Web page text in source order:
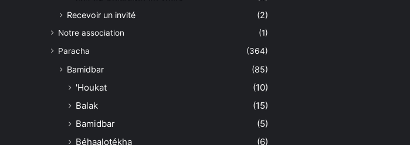
Recevoir un invité (2)
Notre association
(1)
Paracha
(364)
Bamidbar (85)
'Houkat
(10)
Balak
(15)
Bamidbar
(5)
Béhaalotékha
(6)